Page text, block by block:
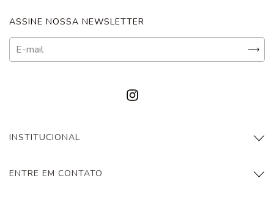
ASSINE NOSSA NEWSLETTER
INSTITUCIONAL
ENTRE EM CONTATO